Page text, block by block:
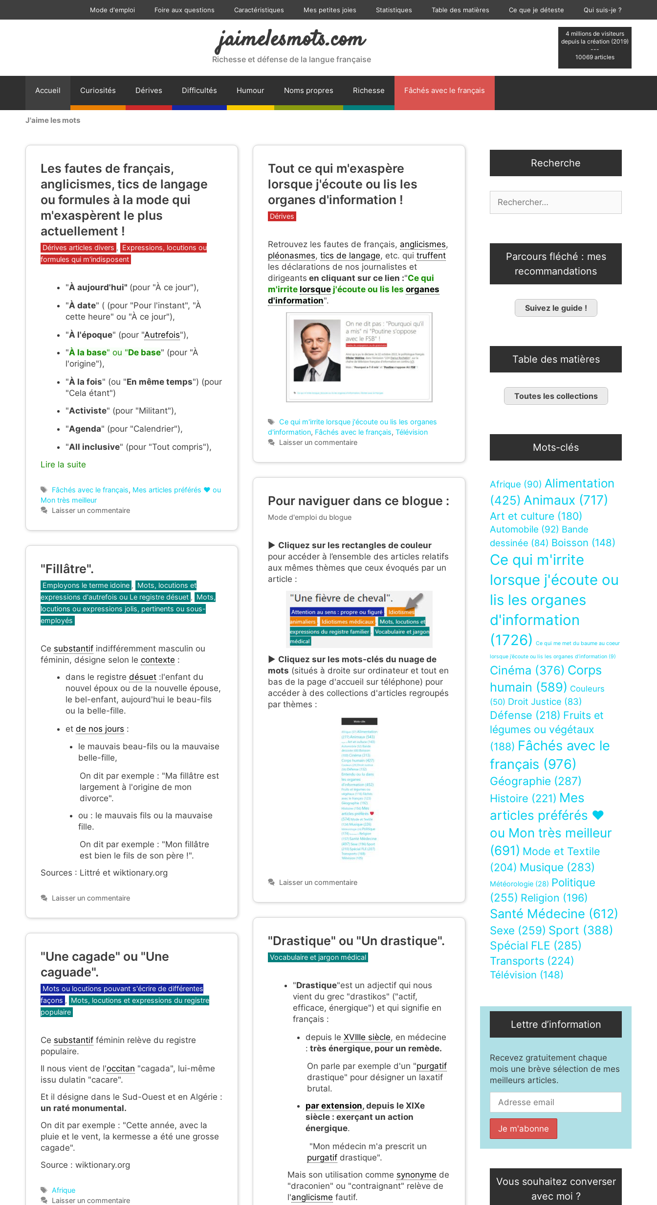
Mode d'emploi Foire aux questions Caractéristiques Mes petites joies Statistiques Table des matières Ce que je déteste Qui suis-je ?
4 millions de visiteurs
depuis la création (2019)
---
10069 articles
jaimelesmots.com
Richesse et défense de la langue française
Accueil Curiosités Dérives Difficultés Humour Noms propres Richesse Fâchés avec le français
J'aime les mots
Les fautes de français,
anglicismes, tics de langage
ou formules à la mode qui
m'exaspèrent le plus
actuellement !
Catégories
Dérives articles divers , Expressions, locutions ou
formules qui m'indisposent
"À aujourd'hui" (pour "À ce jour"),
"À date" ( (pour "Pour l'instant", "À
cette heure" ou "À ce jour"),
"À l'époque" (pour "Autrefois"),
"À la base" ou "De base" (pour "À
l'origine"),
"À la fois" (ou "En même temps") (pour
"Cela étant")
"Activiste" (pour "Militant"),
"Agenda" (pour "Calendrier"),
"All inclusive" (pour "Tout compris"),
Lire la suite
Étiquettes
Fâchés avec le français, Mes articles préférés ❤ ou
Mon très meilleur
Laisser un commentaire
Tout ce qui m'exaspère
lorsque j'écoute ou lis les
organes d'information !
Catégories
Dérives
Retrouvez les fautes de français, anglicismes,
pléonasmes, tics de langage, etc. qui truffent
les déclarations de nos journalistes et
dirigeants en cliquant sur ce lien :"Ce qui
m'irrite lorsque j'écoute ou lis les organes
d'information".
Étiquettes
Ce qui m'irrite lorsque j'écoute ou lis les organes
d'information, Fâchés avec le français, Télévision
Laisser un commentaire
Pour naviguer dans ce blogue :
Catégories
Mode d'emploi du blogue
▶︎ Cliquez sur les rectangles de couleur
pour accéder à l’ensemble des articles relatifs
aux mêmes thèmes que ceux évoqués par un
article :
▶︎ Cliquez sur les mots-clés du nuage de
mots (situés à droite sur ordinateur et tout en
bas de la page d'accueil sur téléphone) pour
accéder à des collections d'articles regroupés
par thèmes :
Laisser un commentaire
"Fillâtre".
Catégories
Employons le terme idoine , Mots, locutions et
expressions d'autrefois ou Le registre désuet , Mots,
locutions ou expressions jolis, pertinents ou sous-
employés
Ce substantif indifféremment masculin ou
féminin, désigne selon le contexte :
dans le registre désuet :l'enfant du
nouvel époux ou de la nouvelle épouse,
le bel-enfant, aujourd'hui le beau-fils
ou la belle-fille.
et de nos jours :
le mauvais beau-fils ou la mauvaise
belle-fille,
On dit par exemple : "Ma fillâtre est
largement à l'origine de mon
divorce".
ou : le mauvais fils ou la mauvaise
fille.
On dit par exemple : "Mon fillâtre
est bien le fils de son père !".
Sources : Littré et wiktionary.org
Laisser un commentaire
"Drastique" ou "Un drastique".
Catégories
Vocabulaire et jargon médical
"Drastique"est un adjectif qui nous
vient du grec "drastikos" ("actif,
efficace, énergique") et qui signifie en
français :
depuis le XVIIIe siècle, en médecine
: très énergique, pour un remède.
On parle par exemple d'un "purgatif
drastique" pour désigner un laxatif
brutal.
par extension, depuis le XIXe
siècle : exerçant un action
énergique.
"Mon médecin m'a prescrit un
purgatif drastique".
Mais son utilisation comme synonyme de
"draconien" ou "contraignant" relève de
l'anglicisme fautif.
"Une cagade" ou "Une
caguade".
Catégories
Mots ou locutions pouvant s'écrire de différentes
façons , Mots, locutions et expressions du registre
populaire
Ce substantif féminin relève du registre
populaire.
Il nous vient de l'occitan "cagada", lui-même
issu dulatin "cacare".
Et il désigne dans le Sud-Ouest et en Algérie :
un raté monumental.
On dit par exemple : "Cette année, avec la
pluie et le vent, la kermesse a été une grosse
cagade".
Source : wiktionary.org
Étiquettes
Afrique
Laisser un commentaire
Recherche
Parcours fléché : mes
recommandations
Suivez le guide !
Table des matières
Toutes les collections
Mots-clés
Afrique (90) Alimentation
(425) Animaux (717)
Art et culture (180)
Automobile (92) Bande
dessinée (84) Boisson (148)
Ce qui m'irrite
lorsque j'écoute ou
lis les organes
d'information
(1726)
Ce qui me met du baume au coeur
lorsque j’écoute ou lis les organes d’information (9)
Cinéma (376) Corps
humain (589) Couleurs
(50) Droit Justice (83)
Défense (218) Fruits et
légumes ou végétaux
(188) Fâchés avec le
français (976)
Géographie (287)
Histoire (221) Mes
articles préférés ❤
ou Mon très meilleur
(691) Mode et Textile
(204) Musique (283)
Météorologie (28) Politique
(255) Religion (196)
Santé Médecine (612)
Sexe (259) Sport (388)
Spécial FLE (285)
Transports (224)
Télévision (148)
Lettre d’information
Recevez gratuitement chaque
mois une brève sélection de mes
meilleurs articles.
Vous souhaitez converser
avec moi ?